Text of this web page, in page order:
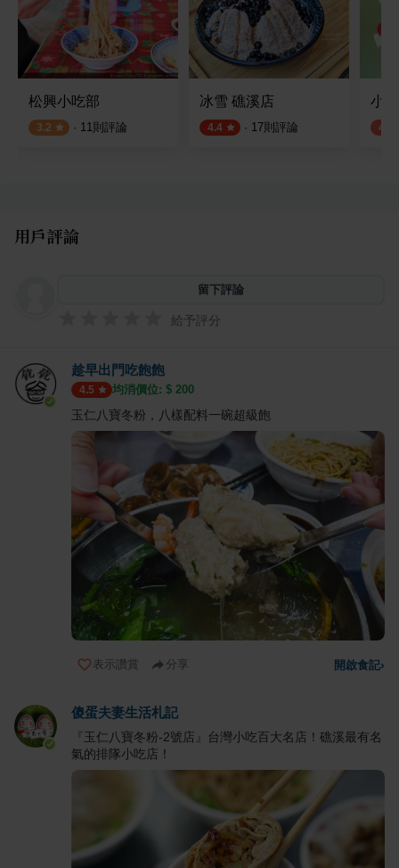
松興小吃部
3.2 · 11則評論
冰雪 礁溪店
4.4 · 17則評論
小
4.0
用戶評論
留下評論
給予評分
趁早出門吃飽飽
4.5 均消價位: $ 200
玉仁八寶冬粉，八樣配料一碗超級飽
表示讚賞 分享 開啟食記›
傻蛋夫妻生活札記
『玉仁八寶冬粉-2號店』台灣小吃百大名店！礁溪最有名
氣的排隊小吃店！